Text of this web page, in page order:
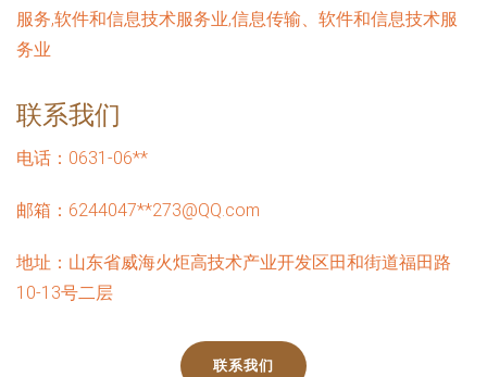
服务,软件和信息技术服务业,信息传输、软件和信息技术服
务业
联系我们
电话：0631-06**
邮箱：6244047**273@QQ.com
地址：山东省威海火炬高技术产业开发区田和街道福田路
10-13号二层
联系我们